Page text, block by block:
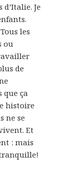
Je
les
ou
de
que ça
histoire
ne se
Et
: mais